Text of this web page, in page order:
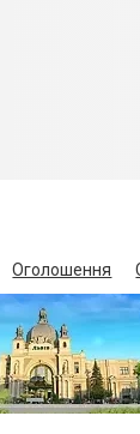
Оголошення